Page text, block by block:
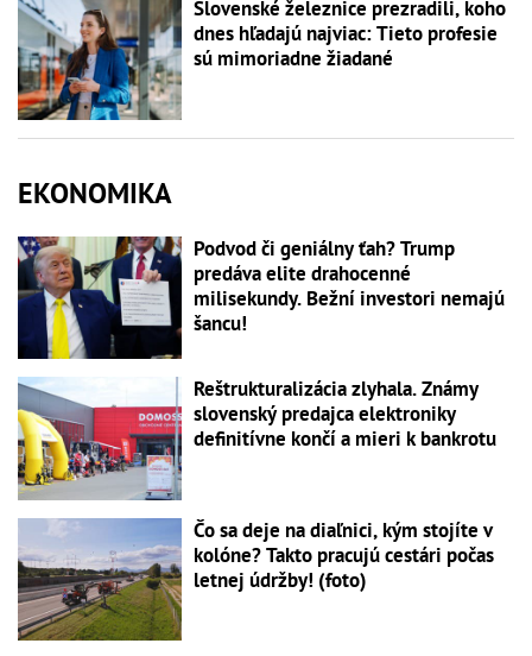
Slovenské železnice prezradili, koho
dnes hľadajú najviac: Tieto profesie
sú mimoriadne žiadané
EKONOMIKA
Podvod či geniálny ťah? Trump
predáva elite drahocenné
milisekundy. Bežní investori nemajú
šancu!
Reštrukturalizácia zlyhala. Známy
slovenský predajca elektroniky
definitívne končí a mieri k bankrotu
Čo sa deje na diaľnici, kým stojíte v
kolóne? Takto pracujú cestári počas
letnej údržby! (foto)